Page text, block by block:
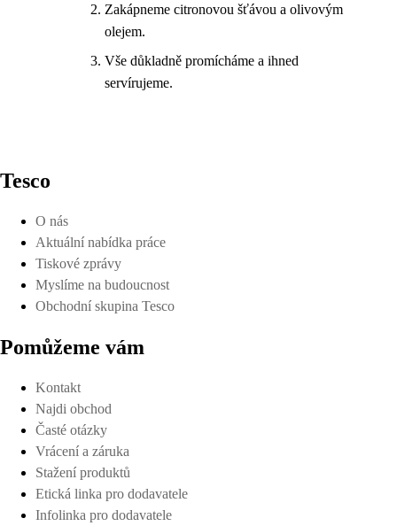
Zakápneme citronovou šťávou a olivovým
olejem.
Vše důkladně promícháme a ihned
servírujeme.
Tesco
O nás
Aktuální nabídka práce
Tiskové zprávy
Myslíme na budoucnost
Obchodní skupina Tesco
Pomůžeme vám
Kontakt
Najdi obchod
Časté otázky
Vrácení a záruka
Stažení produktů
Etická linka pro dodavatele
Infolinka pro dodavatele